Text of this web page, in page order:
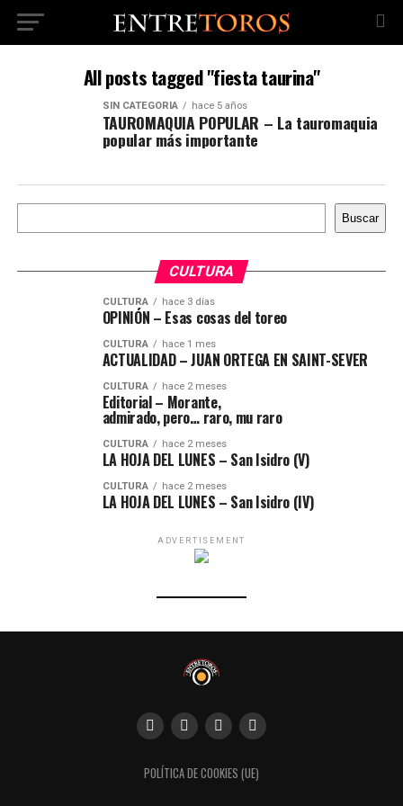
All posts tagged "fiesta taurina"
SIN CATEGORÍA hace 5 años
TAUROMAQUIA POPULAR – La tauromaquia
popular más importante
Buscar
Buscar
CULTURA
CULTURA hace 3 días
OPINIÓN – Esas cosas del toreo
CULTURA hace 1 mes
ACTUALIDAD – JUAN ORTEGA EN SAINT-SEVER
CULTURA hace 2 meses
Editorial – Morante,
admirado, pero… raro, mu raro
CULTURA hace 2 meses
LA HOJA DEL LUNES – San Isidro (V)
CULTURA hace 2 meses
LA HOJA DEL LUNES – San Isidro (IV)
ADVERTISEMENT
POLÍTICA DE COOKIES (UE)